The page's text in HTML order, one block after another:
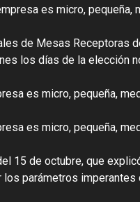
es micro, pequeña,
de Mesas Receptoras
los días de la elección
es micro, pequeña,
es micro, pequeña,
15 de octubre, que
parámetros imperantes